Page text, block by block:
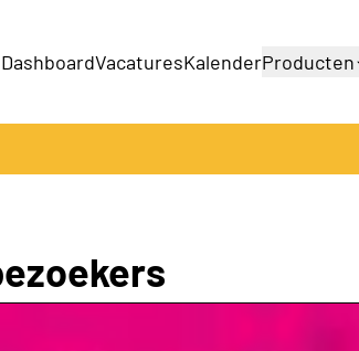
VacaturesKalenderProducten
Productengids